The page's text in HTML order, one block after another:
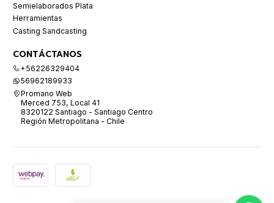
Semielaborados Plata
Herramientas
Casting Sandcasting
CONTÁCTANOS
+56226329404
56962189933
Promano Web
Merced 753, Local 41
8320122 Santiago - Santiago Centro
Región Metropolitana - Chile